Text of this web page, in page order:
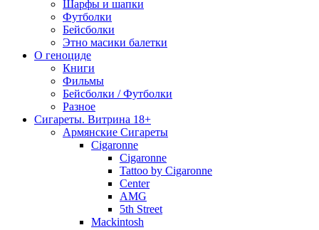
Шарфы и шапки
Футболки
Бейсболки
Этно масики балетки
О геноциде
Книги
Фильмы
Бейсболки / Футболки
Разное
Сигареты. Витрина 18+
Армянские Сигареты
Cigaronne
Cigaronne
Tattoo by Cigaronne
Center
AMG
5th Street
Mackintosh